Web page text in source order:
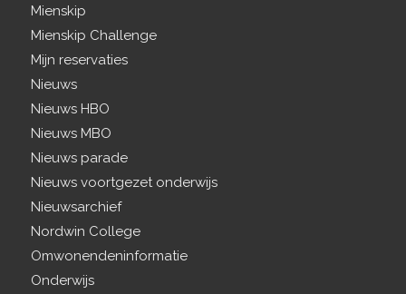
Mienskip
Mienskip Challenge
Mijn reservaties
Nieuws
Nieuws HBO
Nieuws MBO
Nieuws parade
Nieuws voortgezet onderwijs
Nieuwsarchief
Nordwin College
Omwonendeninformatie
Onderwijs